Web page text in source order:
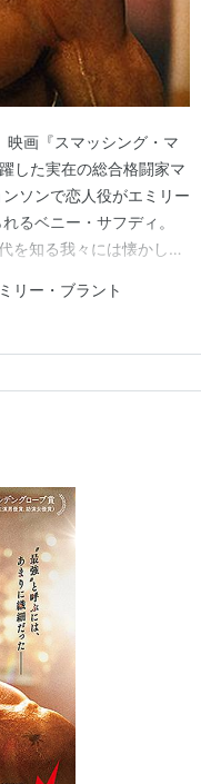
映画『スマッシング・マ
した実在の総合格闘家マ
ソンで恋人役がエミリー
るベニー・サフディ。
を知る我々には懐かしさ
も多い。ストーリー自体
リー・ブラント